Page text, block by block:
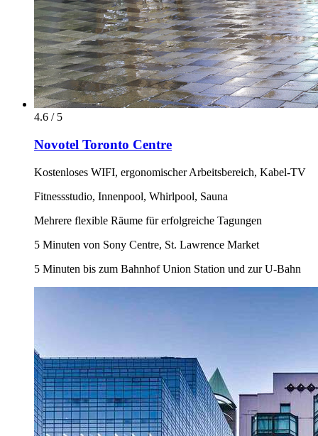
4.6 / 5
Novotel Toronto Centre
Kostenloses WIFI, ergonomischer Arbeitsbereich, Kabel-TV
Fitnessstudio, Innenpool, Whirlpool, Sauna
Mehrere flexible Räume für erfolgreiche Tagungen
5 Minuten von Sony Centre, St. Lawrence Market
5 Minuten bis zum Bahnhof Union Station und zur U-Bahn